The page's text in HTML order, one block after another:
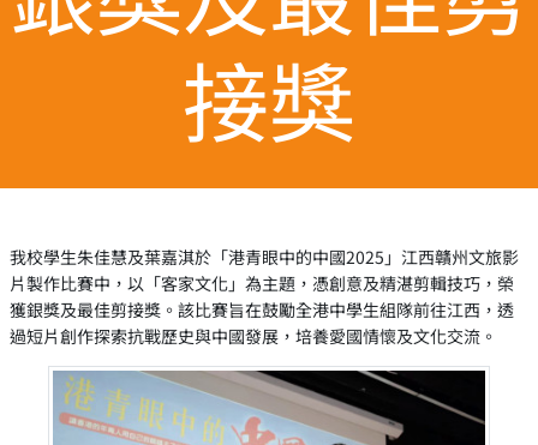
接獎
我校學生朱佳慧及葉嘉淇於「港青眼中的中國2025」江西贛州文旅影
片製作比賽中，以「客家文化」為主題，憑創意及精湛剪輯技巧，榮
獲銀獎及最佳剪接獎。該比賽旨在鼓勵全港中學生組隊前往江西，透
過短片創作探索抗戰歷史與中國發展，培養愛國情懷及文化交流。